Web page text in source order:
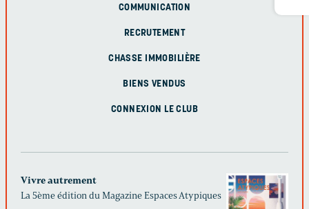
COMMUNICATION
RECRUTEMENT
CHASSE IMMOBILIÈRE
BIENS VENDUS
CONNEXION LE CLUB
Vivre autrement
La 5ème édition du Magazine Espaces Atypiques